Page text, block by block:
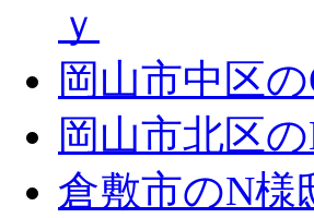
ｙ
岡山市中区
岡山市北区
倉敷市のN様